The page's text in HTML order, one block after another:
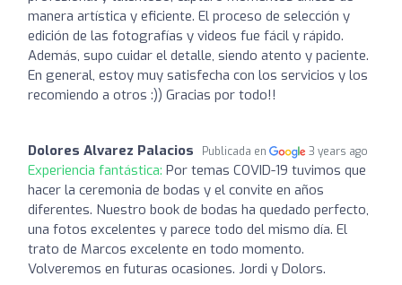
manera artística y eficiente. El proceso de selección y
edición de las fotografías y videos fue fácil y rápido.
Además, supo cuidar el detalle, siendo atento y paciente.
En general, estoy muy satisfecha con los servicios y los
recomiendo a otros :)) Gracias por todo!!
Dolores Alvarez Palacios Publicada en 3 years ago
Experiencia fantástica: Por temas COVID-19 tuvimos que
hacer la ceremonia de bodas y el convite en años
diferentes. Nuestro book de bodas ha quedado perfecto,
una fotos excelentes y parece todo del mismo día. El
trato de Marcos excelente en todo momento.
Volveremos en futuras ocasiones. Jordi y Dolors.